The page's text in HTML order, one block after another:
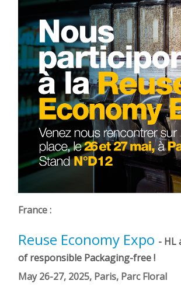
France :
Reuse Economy Expo - HL
of responsible Packaging-free !
May 26-27, 2025, Paris, Parc Floral